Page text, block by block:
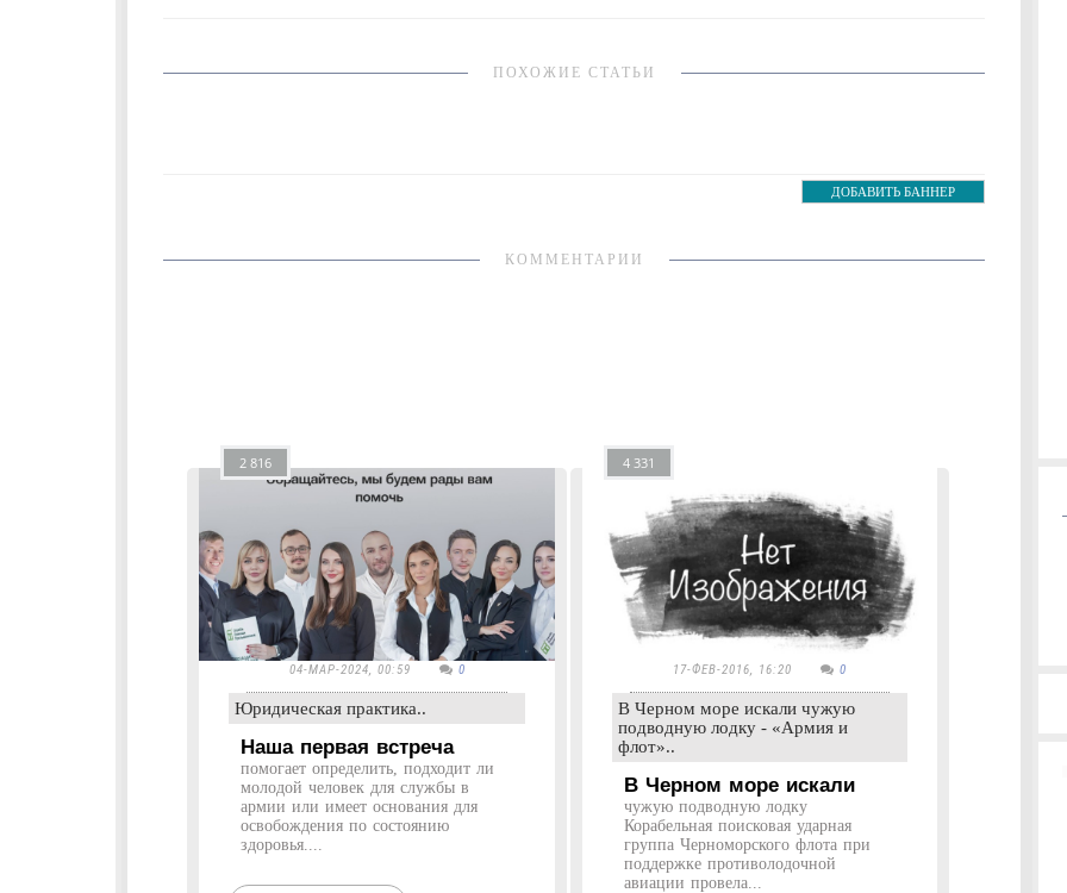
ПОХОЖИЕ СТАТЬИ
ДОБАВИТЬ БАННЕР
КОММЕНТАРИИ
2 816
04-МАР-2024, 00:59 0
Юридическая практика..
Наша первая встреча
помогает определить, подходит ли
молодой человек для службы в
армии или имеет основания для
освобождения по состоянию
здоровья....
4 331
17-ФЕВ-2016, 16:20 0
В Черном море искали чужую
подводную лодку - «Армия и
флот»..
В Черном море искали
чужую подводную лодку
Корабельная поисковая ударная
группа Черноморского флота при
поддержке противолодочной
авиации провела...